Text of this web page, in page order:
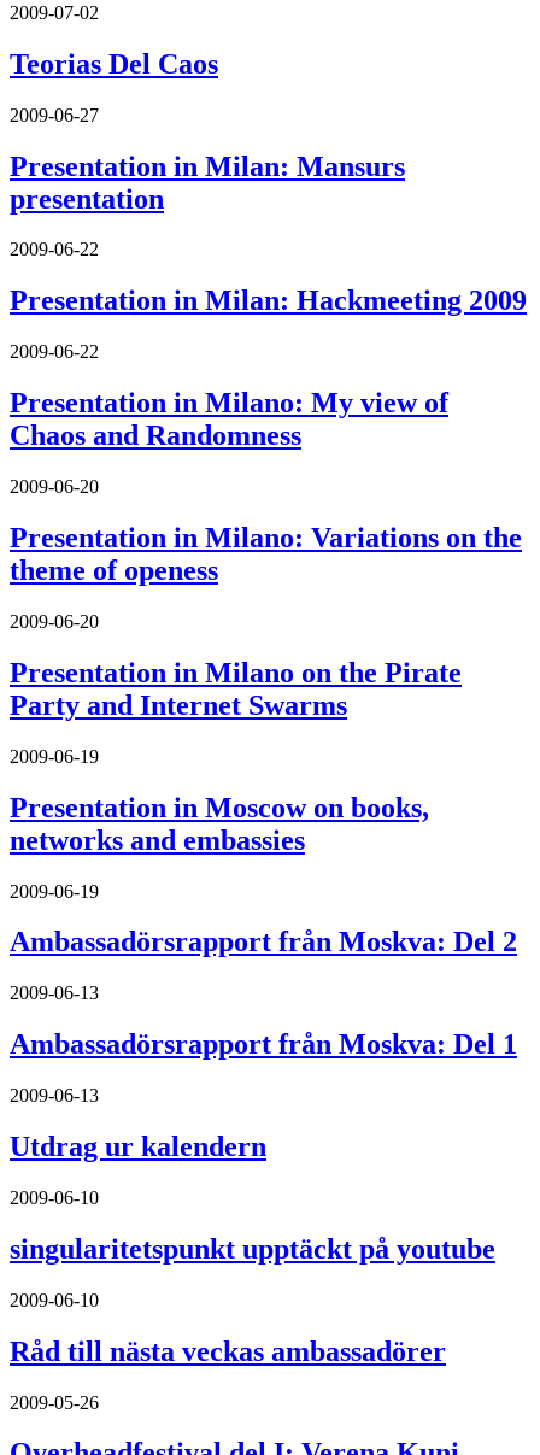
2009-07-02
Teorias Del Caos
2009-06-27
Presentation in Milan: Mansurs
presentation
2009-06-22
Presentation in Milan: Hackmeeting 2009
2009-06-22
Presentation in Milano: My view of
Chaos and Randomness
2009-06-20
Presentation in Milano: Variations on the
theme of openess
2009-06-20
Presentation in Milano on the Pirate
Party and Internet Swarms
2009-06-19
Presentation in Moscow on books,
networks and embassies
2009-06-19
Ambassadörsrapport från Moskva: Del 2
2009-06-13
Ambassadörsrapport från Moskva: Del 1
2009-06-13
Utdrag ur kalendern
2009-06-10
singularitetspunkt upptäckt på youtube
2009-06-10
Råd till nästa veckas ambassadörer
2009-05-26